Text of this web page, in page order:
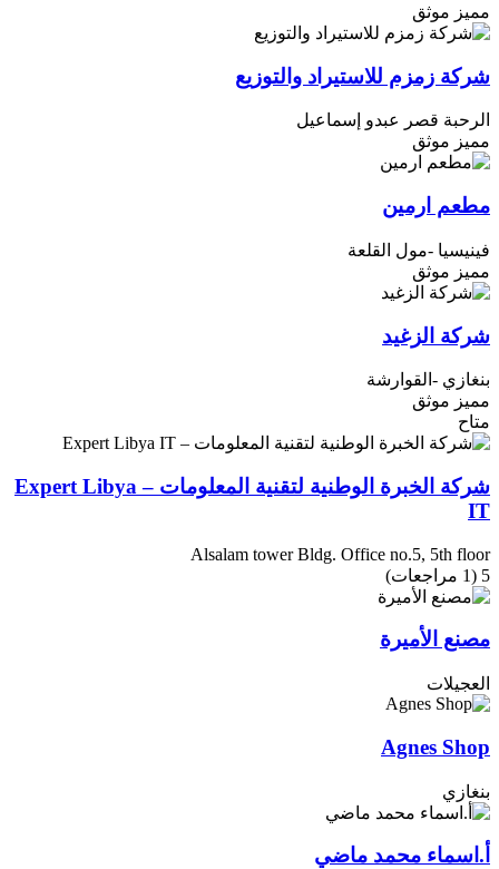
مميز موثق
شركة زمزم للاستيراد والتوزيع
الرحبة قصر عبدو إسماعيل
مميز موثق
مطعم ارمين
فينيسيا -مول القلعة
مميز موثق
شركة الزغيد
بنغازي -القوارشة
مميز موثق
متاح
شركة الخبرة الوطنية لتقنية المعلومات – Expert Libya
IT
Alsalam tower Bldg. Office no.5, 5th floor
5 (1 مراجعات)
مصنع الأميرة
العجيلات
Agnes Shop
بنغازي
أ.اسماء محمد ماضي